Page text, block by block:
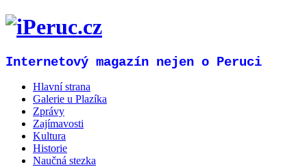
Internetový magazín nejen o Peruci
Hlavní strana
Galerie u Plazíka
Zprávy
Zajímavosti
Kultura
Historie
Naučná stezka